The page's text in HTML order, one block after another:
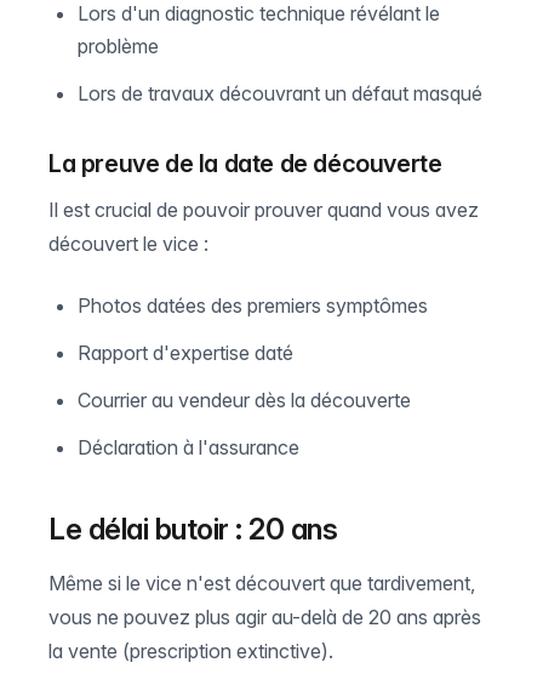
Lors d'un diagnostic technique révélant le
problème
Lors de travaux découvrant un défaut masqué
La preuve de la date de découverte
Il est crucial de pouvoir prouver quand vous avez
découvert le vice :
Photos datées des premiers symptômes
Rapport d'expertise daté
Courrier au vendeur dès la découverte
Déclaration à l'assurance
Le délai butoir : 20 ans
Même si le vice n'est découvert que tardivement,
vous ne pouvez plus agir au-delà de 20 ans après
la vente (prescription extinctive).